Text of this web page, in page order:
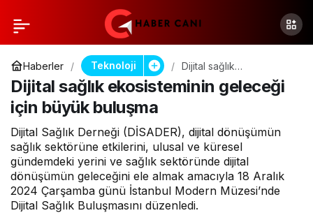
Haberler Teknoloji
Dijital sağlık
ekosisteminin geleceği
için büyük buluşma
Dijital sağlık ekosisteminin geleceği
için büyük buluşma
Dijital Sağlık Derneği (DİSADER), dijital dönüşümün
sağlık sektörüne etkilerini, ulusal ve küresel
gündemdeki yerini ve sağlık sektöründe dijital
dönüşümün geleceğini ele almak amacıyla 18 Aralık
2024 Çarşamba günü İstanbul Modern Müzesi’nde
Dijital Sağlık Buluşmasını düzenledi.